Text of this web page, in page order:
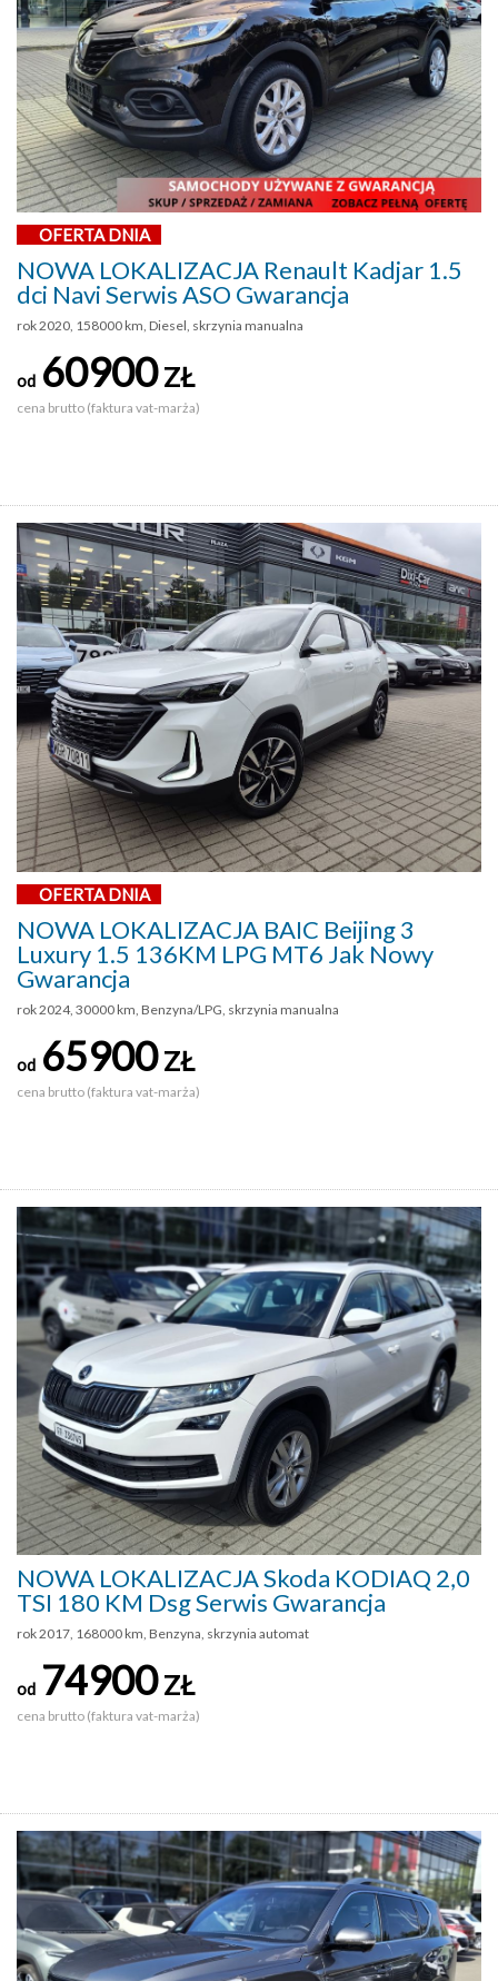
OFERTA DNIA
NOWA LOKALIZACJA Renault Kadjar 1.5
dci Navi Serwis ASO Gwarancja
rok 2020, 158000 km, Diesel, skrzynia manualna
od 60900ZŁ
cena brutto (faktura vat-marża)
OFERTA DNIA
NOWA LOKALIZACJA BAIC Beijing 3
Luxury 1.5 136KM LPG MT6 Jak Nowy
Gwarancja
rok 2024, 30000 km, Benzyna/LPG, skrzynia manualna
od 65900ZŁ
cena brutto (faktura vat-marża)
NOWA LOKALIZACJA Skoda KODIAQ 2,0
TSI 180 KM Dsg Serwis Gwarancja
rok 2017, 168000 km, Benzyna, skrzynia automat
od 74900ZŁ
cena brutto (faktura vat-marża)